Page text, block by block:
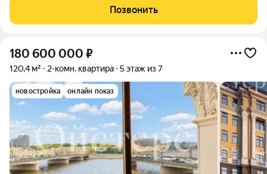
надземных и 2 подземных этажа, всего один корпус и 40
квартир. Отделка пока подготовлена под
Позвонить
180 600 000 ₽
120,4 м² 2-комн. квартира 5 этаж из 7
новостройка онлайн показ